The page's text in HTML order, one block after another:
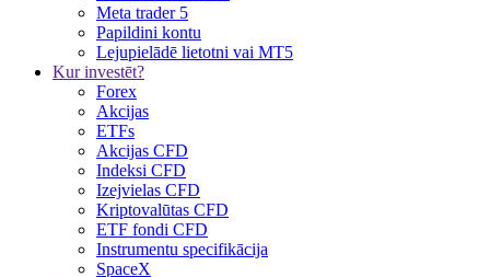
Meta trader 5
Papildini kontu
Lejupielādē lietotni vai MT5
Kur investēt?
Forex
Akcijas
ETFs
Akcijas CFD
Indeksi CFD
Izejvielas CFD
Kriptovalūtas CFD
ETF fondi CFD
Instrumentu specifikācija
SpaceX